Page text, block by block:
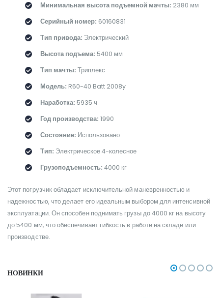
Минимальная высота подъемной мачты: 2380 мм
Серийный номер: 60160831
Тип привода: Электрический
Высота подъема: 5400 мм
Тип мачты: Триплекс
Модель: R60-40 Batt 2008y
Наработка: 5935 ч
Год производства: 1990
Состояние: Использовано
Тип: Электрическое 4-колесное
Грузоподъемность: 4000 кг
Этот погрузчик обладает исключительной маневренностью и
надежностью, что делает его идеальным выбором для интенсивной
эксплуатации. Он способен поднимать грузы до 4000 кг на высоту
до 5400 мм, что обеспечивает гибкость в работе на складе или
производстве.
НОВИНКИ